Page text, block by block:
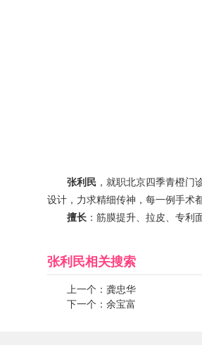
张利民 ，就职北京四季青橙
设计，力求精细传神，每一例手术
擅长 ：筋膜提升、拉皮、专利
张利民相关搜索
上一个：龚忠华
下一个：余宝富